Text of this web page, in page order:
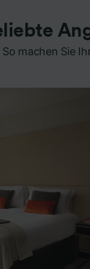
So machen Sie